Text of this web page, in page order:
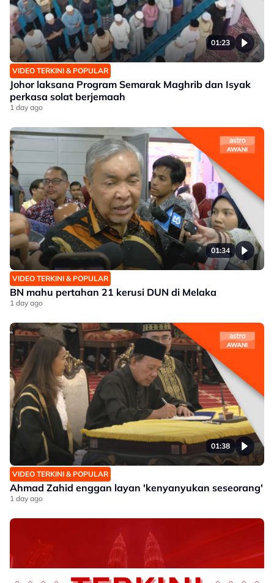
01:23
VIDEO TERKINI & POPULAR
Johor laksana Program Semarak Maghrib dan Isyak
perkasa solat berjemaah
1 day ago
01:34
VIDEO TERKINI & POPULAR
BN mahu pertahan 21 kerusi DUN di Melaka
1 day ago
01:38
VIDEO TERKINI & POPULAR
Ahmad Zahid enggan layan 'kenyanyukan seseorang'
1 day ago